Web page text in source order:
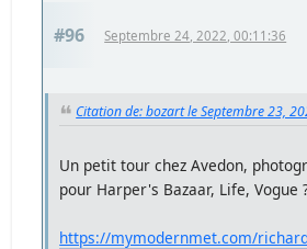
#96 Septembre 24, 2022, 00:11:36
Citation de: bozart le Septembre 23,
Un petit tour chez Avedon,
pour Harper's Bazaar, Life, Vogue
https://mymodernmet.com/